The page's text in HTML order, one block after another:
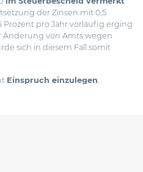
der Zinsen mit 0,5
Prozent pro Jahr vorläufig erging
von Amts wegen
sich in diesem Fall somit
Einspruch einzulegen.